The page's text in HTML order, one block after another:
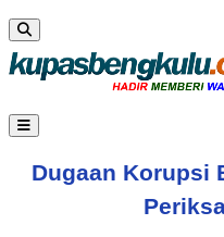
Dugaan Korupsi